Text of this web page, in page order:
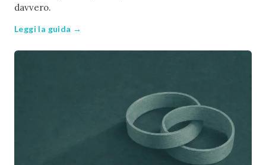
davvero.
Leggi la guida →